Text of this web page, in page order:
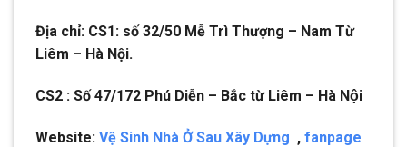
Địa chỉ: CS1: số 32/50 Mễ Trì Thượng – Nam Từ
Liêm – Hà Nội.
CS2 : Số 47/172 Phú Diễn – Bắc từ Liêm – Hà Nội
Website: Vệ Sinh Nhà Ở Sau Xây Dựng , fanpage